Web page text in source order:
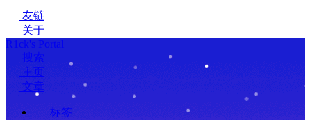
友链
关于
R1ck's Portal
搜索
主页
文章
标签